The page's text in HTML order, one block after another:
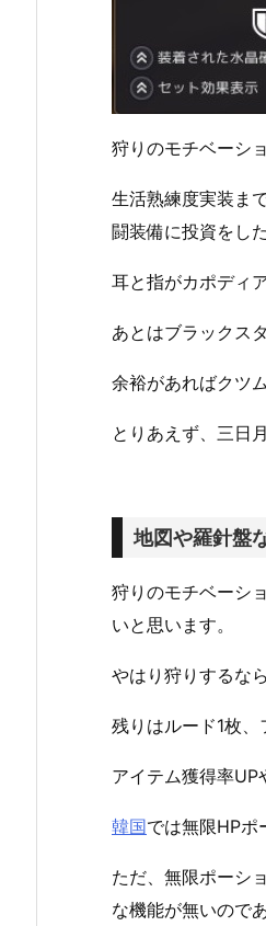
狩りのモチベーシ
生活熟練度実装ま
闘装備に投資をし
耳と指がカポディ
あとはブラックス
余裕があればクツ
とりあえず、三日
地図や羅針盤
狩りのモチベーシ
いと思います。
やはり狩りするな
残りはルード1枚、
アイテム獲得率UP
韓国では無限HPポ
ただ、無限ポーシ
な機能が無いので